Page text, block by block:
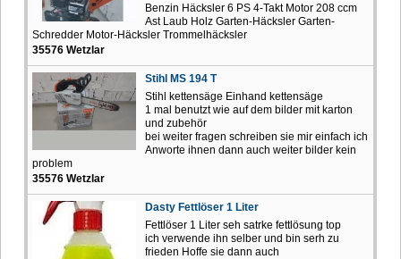
Benzin Häcksler 6 PS 4-Takt Motor 208 ccm
Ast Laub Holz Garten-Häcksler Garten-
Schredder Motor-Häcksler Trommelhäcksler
35576 Wetzlar
Stihl MS 194 T
Stihl kettensäge Einhand kettensäge
1 mal benutzt wie auf dem bilder mit karton
und zubehör
bei weiter fragen schreiben sie mir einfach ich
Anworte ihnen dann auch weiter bilder kein
problem
35576 Wetzlar
Dasty Fettlöser 1 Liter
Fettlöser 1 Liter seh satrke fettlösung top
ich verwende ihn selber und bin serh zu
frieden Hoffe sie dann auch